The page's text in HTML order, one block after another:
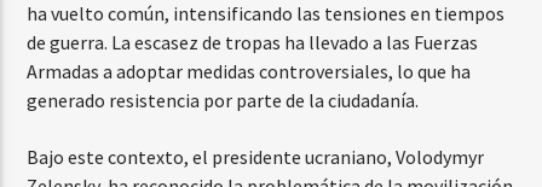
ha vuelto común, intensificando las tensiones en tiempos
de guerra. La escasez de tropas ha llevado a las Fuerzas
Armadas a adoptar medidas controversiales, lo que ha
generado resistencia por parte de la ciudadanía.
Bajo este contexto, el presidente ucraniano, Volodymyr